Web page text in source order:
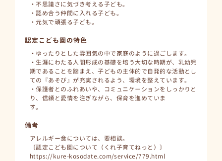
・不思議さに気づき考える子ども。
・認め合う仲間に入れる子ども。
・元気で頑張る子ども。
認定こども園の特色
・ゆったりとした雰囲気の中で家庭のように過ごします。
・生涯にわたる人間形成の基礎を培う大切な時期が、乳幼児
期であることを踏まえ、子どもの主体的で自発的な活動とし
ての『あそび』が充実されるよう、環境を整えています。
・保護者とのふれあいや、コミュニケーションをしっかりと
り、信頼と愛情を注ぎながら、保育を進めていま
す。
備考
アレルギー食については、要相談。
〔認定こども園について（くれ子育てねっと）〕
https://kure-kosodate.com/service/779.html